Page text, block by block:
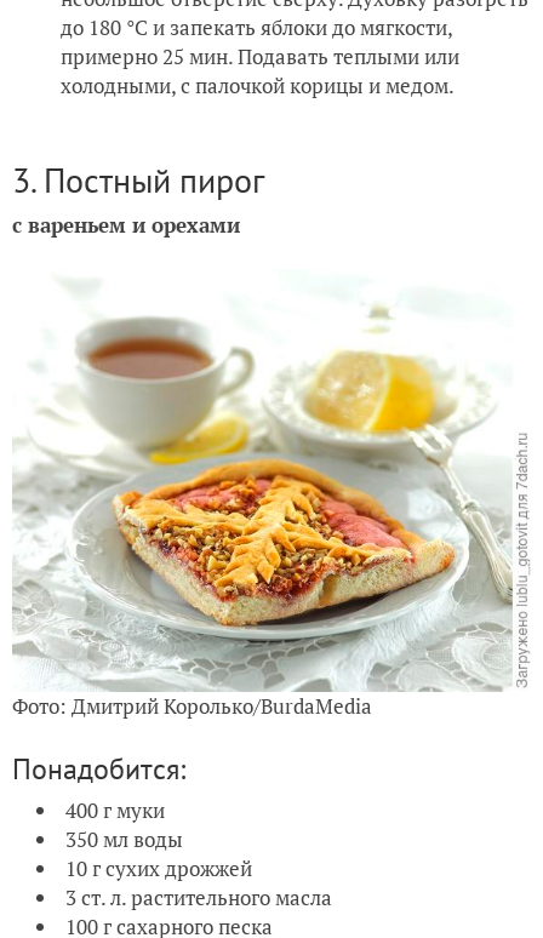
до 180 °С и запекать яблоки до мягкости,
примерно 25 мин. Подавать теплыми или
холодными, с палочкой корицы и медом.
3. Постный пирог
с вареньем и орехами
Фото: Дмитрий Королько/BurdaMedia
Понадобится:
400 г муки
350 мл воды
10 г сухих дрожжей
3 ст. л. растительного масла
100 г сахарного песка